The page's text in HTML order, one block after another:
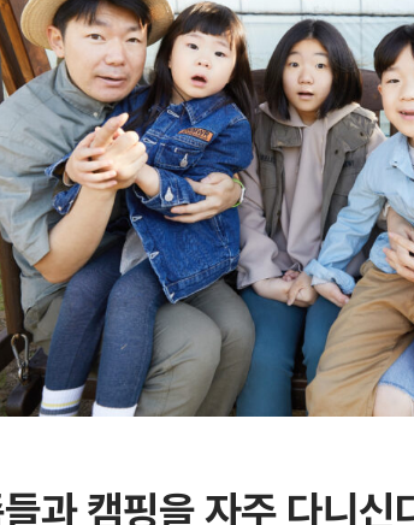
과 캠핑을 자주 다니신